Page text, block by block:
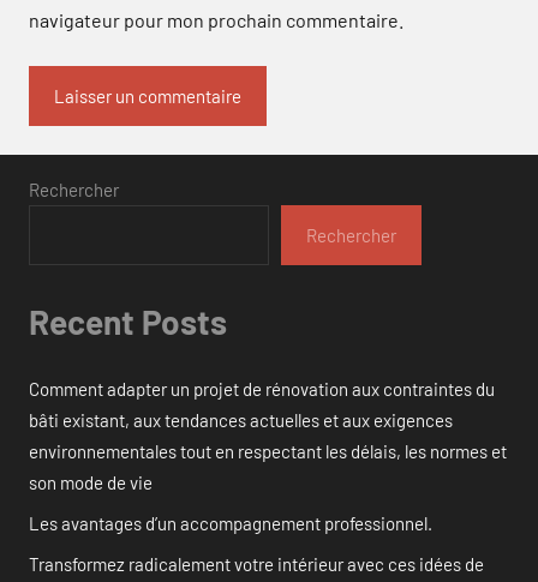
navigateur pour mon prochain commentaire.
Rechercher
Rechercher
Recent Posts
Comment adapter un projet de rénovation aux contraintes du
bâti existant, aux tendances actuelles et aux exigences
environnementales tout en respectant les délais, les normes et
son mode de vie
Les avantages d’un accompagnement professionnel.
Transformez radicalement votre intérieur avec ces idées de